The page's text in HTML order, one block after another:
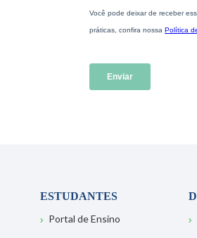
ESTUDANTES
Portal de Ensino